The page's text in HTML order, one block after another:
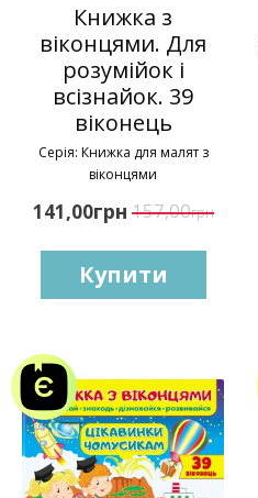
Книжка з
віконцями. Для
розумійок і
всізнайок. 39
віконець
Серія: Книжка для малят з
віконцями
141,00грн 157,00грн
Купити